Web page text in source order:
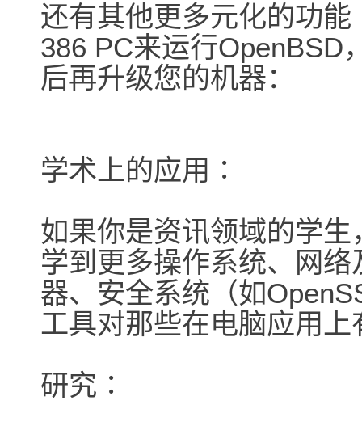
还有其他更多元化的功
386 PC来运行OpenBSD
后再升级您的机器：
学术上的应用∶
如果你是资讯领域的学
学到更多操作系统、网
器、安全系统（如
工具对那些在电脑应用
研究∶